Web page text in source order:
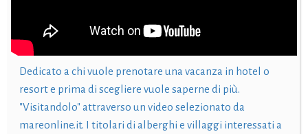
Dedicato a chi vuole prenotare una vacanza in hotel o
resort e prima di scegliere vuole saperne di più.
"Visitandolo" attraverso un video selezionato da
mareonline.it. I titolari di alberghi e villaggi interessati a